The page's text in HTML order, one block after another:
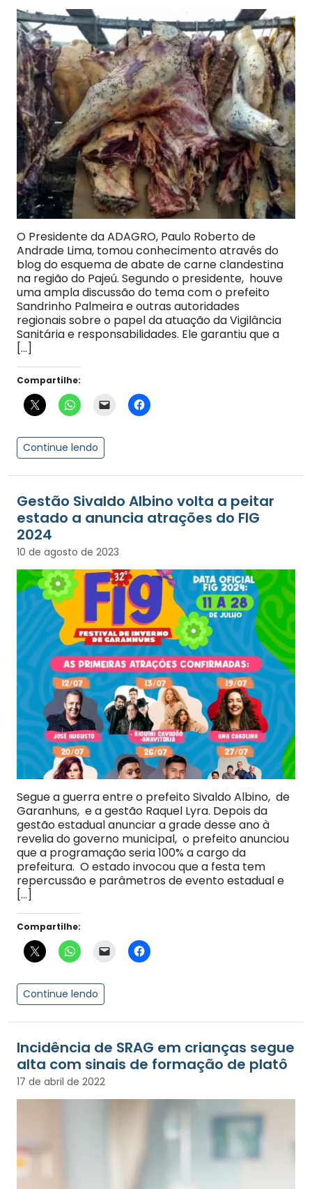
O Presidente da ADAGRO, Paulo Roberto de
Andrade Lima, tomou conhecimento através do
blog do esquema de abate de carne clandestina
na região do Pajeú. Segundo o presidente, houve
uma ampla discussão do tema com o prefeito
Sandrinho Palmeira e outras autoridades
regionais sobre o papel da atuação da Vigilância
Sanitária e responsabilidades. Ele garantiu que a
[…]
Compartilhe:
Continue lendo
Gestão Sivaldo Albino volta a peitar
estado a anuncia atrações do FIG
2024
10 de agosto de 2023
Segue a guerra entre o prefeito Sivaldo Albino, de
Garanhuns, e a gestão Raquel Lyra. Depois da
gestão estadual anunciar a grade desse ano à
revelia do governo municipal, o prefeito anunciou
que a programação seria 100% a cargo da
prefeitura. O estado invocou que a festa tem
repercussão e parâmetros de evento estadual e
[…]
Compartilhe:
Continue lendo
Incidência de SRAG em crianças segue
alta com sinais de formação de platô
17 de abril de 2022